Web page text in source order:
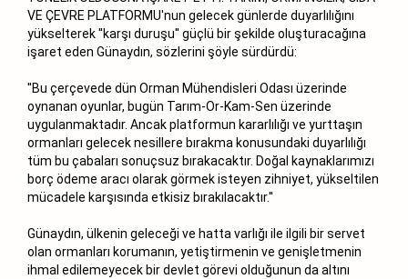
VE ÇEVRE PLATFORMU'nun gelecek günlerde duyarlılığını
yükselterek ''karşı duruşu'' güçlü bir şekilde oluşturacağına
işaret eden Günaydın, sözlerini şöyle sürdürdü:
''Bu çerçevede dün Orman Mühendisleri Odası üzerinde
oynanan oyunlar, bugün Tarım-Or-Kam-Sen üzerinde
uygulanmaktadır. Ancak platformun kararlılığı ve yurttaşın
ormanları gelecek nesillere bırakma konusundaki duyarlılığı
tüm bu çabaları sonuçsuz bırakacaktır. Doğal kaynaklarımızı
borç ödeme aracı olarak görmek isteyen zihniyet, yükseltilen
mücadele karşısında etkisiz bırakılacaktır.''
Günaydın, ülkenin geleceği ve hatta varlığı ile ilgili bir servet
olan ormanları korumanın, yetiştirmenin ve genişletmenin
ihmal edilemeyecek bir devlet görevi olduğunun da altını